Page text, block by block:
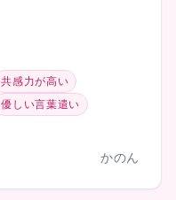
共感力が高い
優しい言葉遣い
かのん